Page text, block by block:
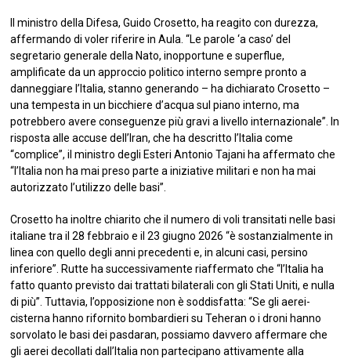
Il ministro della Difesa, Guido Crosetto, ha reagito con durezza,
affermando di voler riferire in Aula. “Le parole ‘a caso’ del
segretario generale della Nato, inopportune e superflue,
amplificate da un approccio politico interno sempre pronto a
danneggiare l’Italia, stanno generando – ha dichiarato Crosetto –
una tempesta in un bicchiere d’acqua sul piano interno, ma
potrebbero avere conseguenze più gravi a livello internazionale”. In
risposta alle accuse dell’Iran, che ha descritto l’Italia come
“complice”, il ministro degli Esteri Antonio Tajani ha affermato che
“l’Italia non ha mai preso parte a iniziative militari e non ha mai
autorizzato l’utilizzo delle basi”.
Crosetto ha inoltre chiarito che il numero di voli transitati nelle basi
italiane tra il 28 febbraio e il 23 giugno 2026 “è sostanzialmente in
linea con quello degli anni precedenti e, in alcuni casi, persino
inferiore”. Rutte ha successivamente riaffermato che “l’Italia ha
fatto quanto previsto dai trattati bilaterali con gli Stati Uniti, e nulla
di più”. Tuttavia, l’opposizione non è soddisfatta: “Se gli aerei-
cisterna hanno rifornito bombardieri su Teheran o i droni hanno
sorvolato le basi dei pasdaran, possiamo davvero affermare che
gli aerei decollati dall’Italia non partecipano attivamente alla